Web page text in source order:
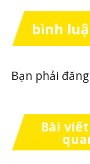
bình
Bạn phải
Bài